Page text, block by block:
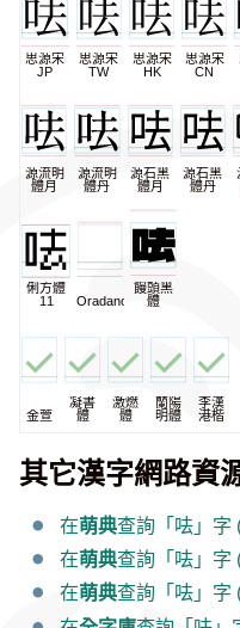
思源宋
JP
思源宋
TW
思源宋
HK
思源宋
CN
源流明
體月
源流明
體丹
源石黑
體月
源石黑
體丹
俐方體
11
Oradano
饅頭黑
體
金萱
凝書
體
激燃
體
蘭陽
明體
李漢
港楷
其它漢字網路資
在萌典查詢「呿」字
在萌典查詢「呿」字
在萌典查詢「呿」字